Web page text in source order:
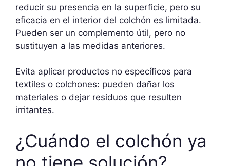
reducir su presencia en la superficie, pero su
eficacia en el interior del colchón es limitada.
Pueden ser un complemento útil, pero no
sustituyen a las medidas anteriores.
Evita aplicar productos no específicos para
textiles o colchones: pueden dañar los
materiales o dejar residuos que resulten
irritantes.
¿Cuándo el colchón ya